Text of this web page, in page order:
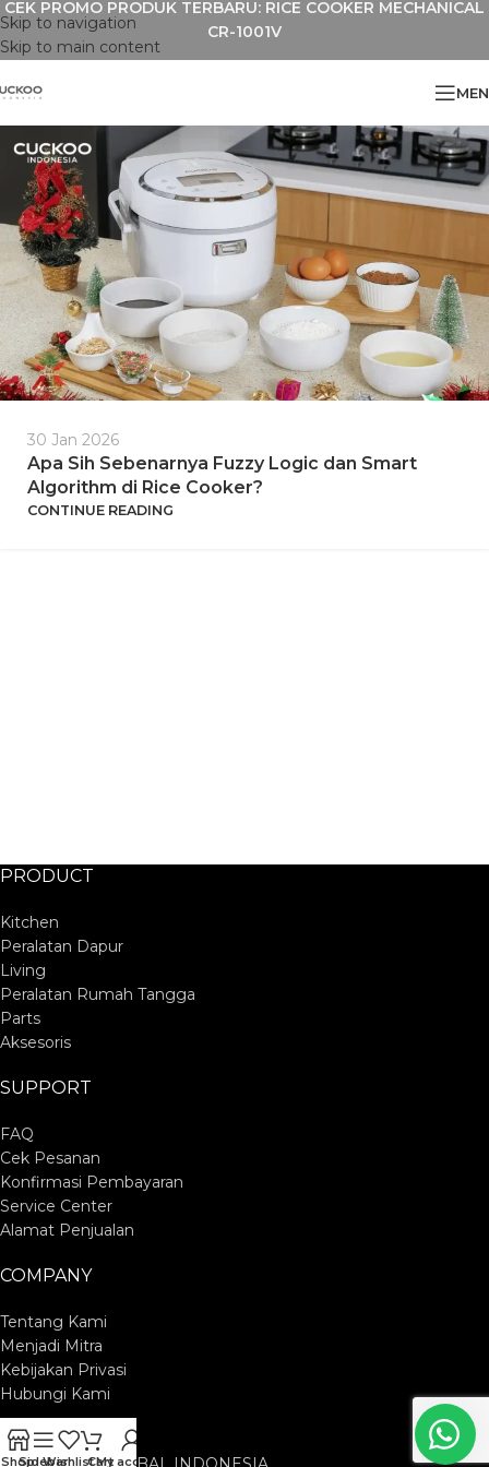
Skip to navigation
Skip to main content
CEK PROMO PRODUK TERBARU: RICE COOKER MECHANICAL
CR-1001V
30 Jan 2026
Apa Sih Sebenarnya Fuzzy Logic dan Smart
Algorithm di Rice Cooker?
CONTINUE READING
PRODUCT
Kitchen
Peralatan Dapur
Living
Peralatan Rumah Tangga
Parts
Aksesoris
SUPPORT
FAQ
Cek Pesanan
Konfirmasi Pembayaran
Service Center
Alamat Penjualan
COMPANY
Tentang Kami
Menjadi Mitra
Kebijakan Privasi
Hubungi Kami
ShopSidebarWishlistCart
My account